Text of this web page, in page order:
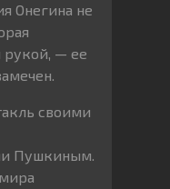
Онегина не
рукой, — ее
своими
Пушкиным.